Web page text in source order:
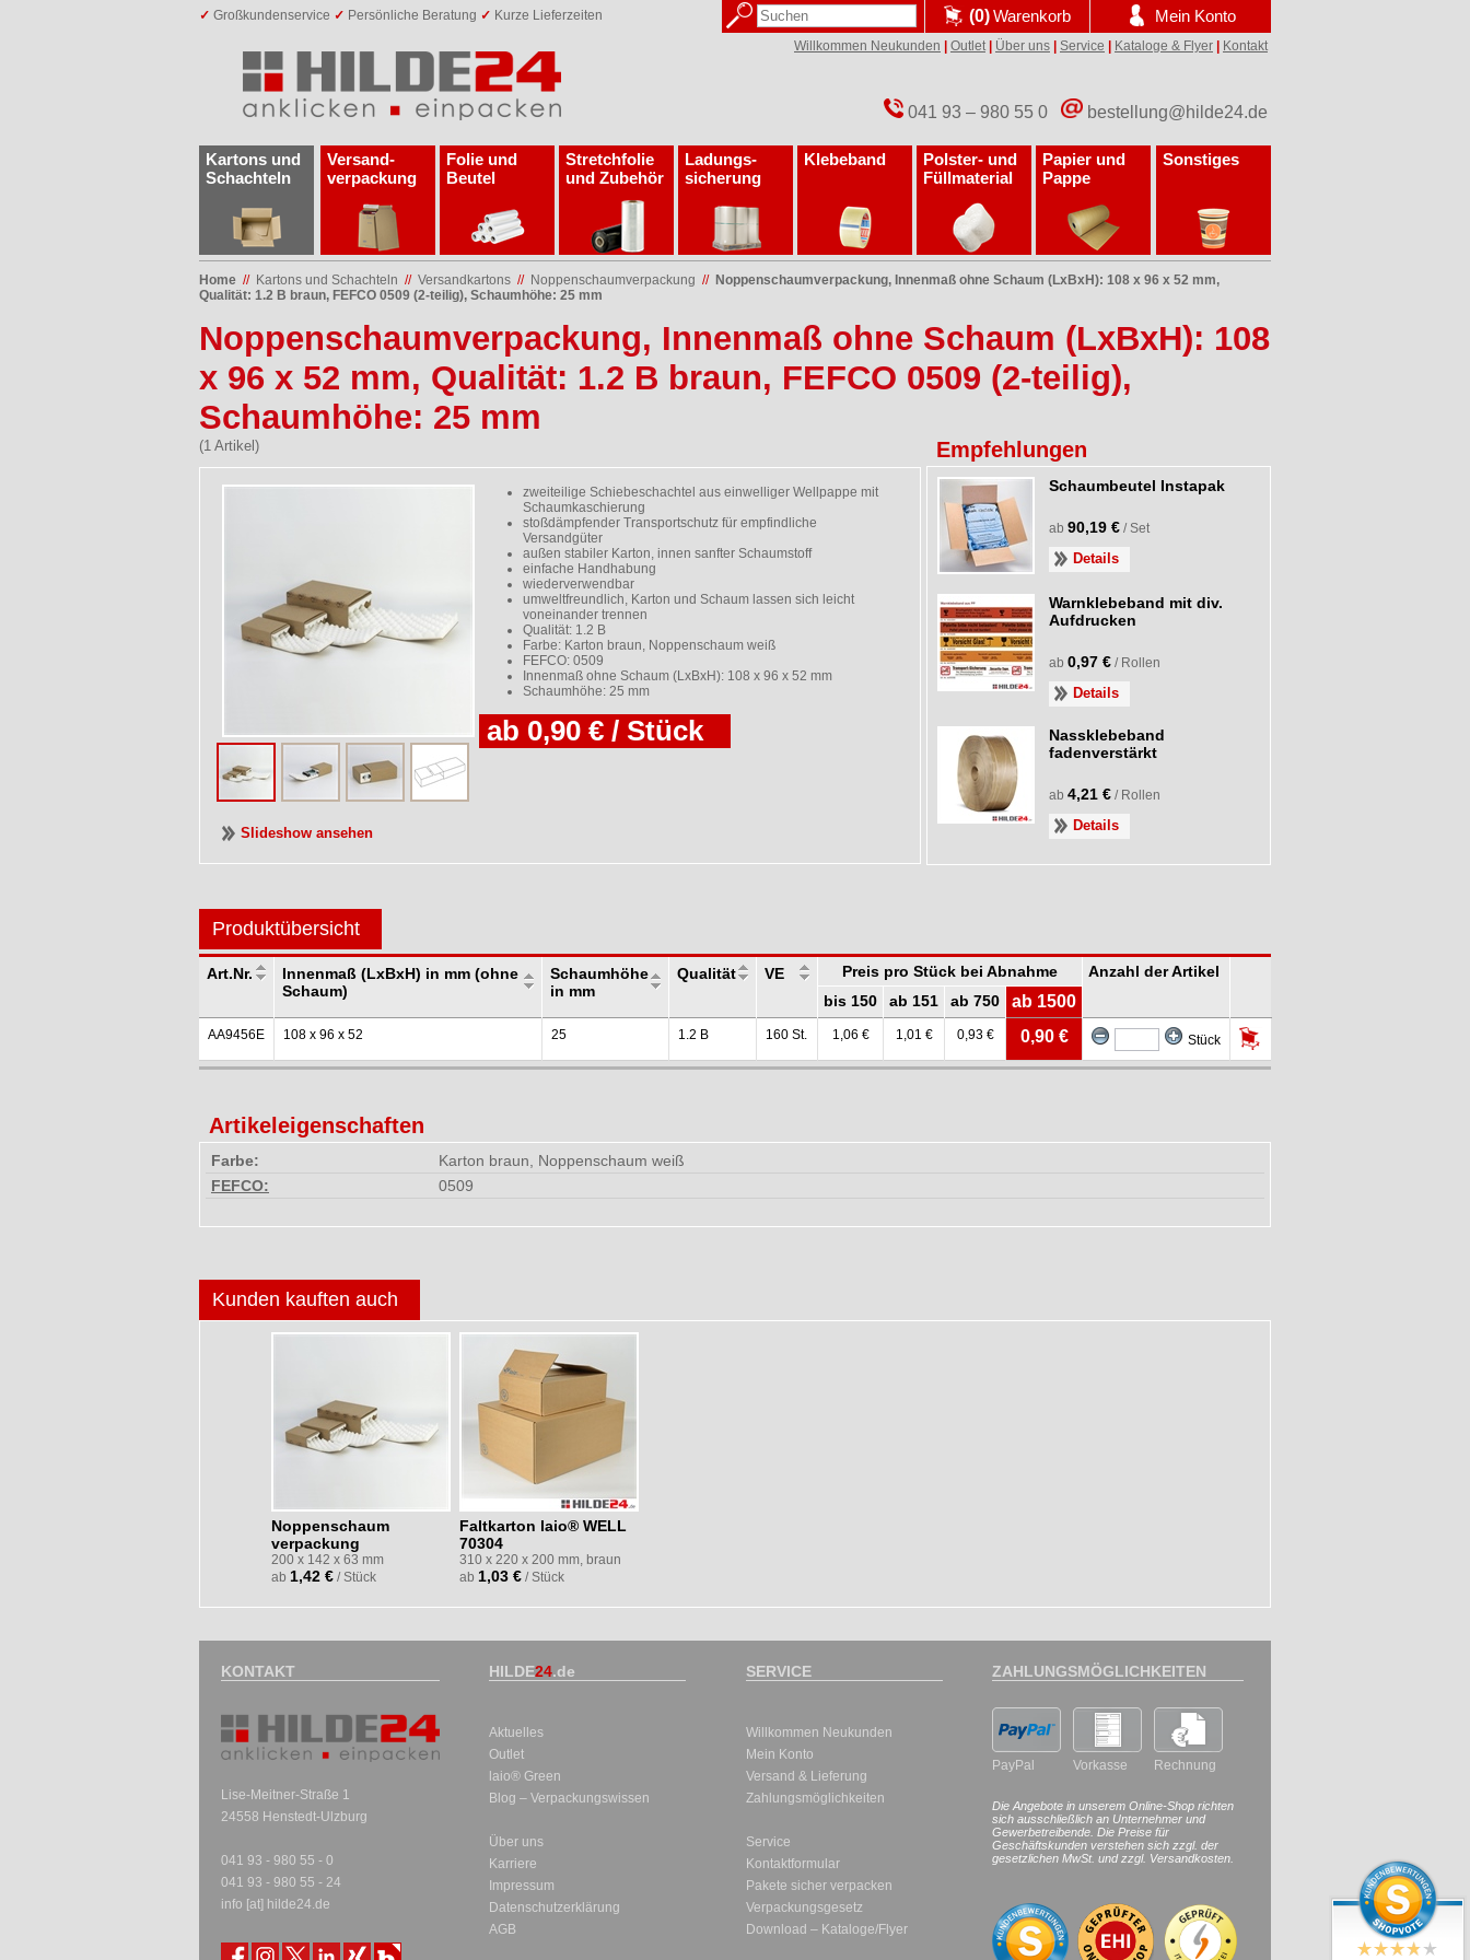
✓ Großkundenservice ✓ Persönliche Beratung ✓ Kurze Lieferzeiten
Willkommen Neukunden Outlet Über uns Service Kataloge & Flyer Kontakt
041 93 – 980 55 0 bestellung@hilde24.de
(0)Warenkorb Mein Konto
Kartons und
Schachteln
Versand­
verpackung
Folie und
Beutel
Stretchfolie
und Zubehör
Ladungs­
sicherung
Klebeband
Polster- und
Füllmaterial
Papier und
Pappe
Sonstiges
Home // Kartons und Schachteln // Versandkartons // Noppenschaumverpackung // Noppenschaumverpackung, Innenmaß ohne Schaum (LxBxH): 108 x 96 x 52 mm,
Qualität: 1.2 B braun, FEFCO 0509 (2-teilig), Schaumhöhe: 25 mm
Noppenschaumverpackung, Innenmaß ohne Schaum (LxBxH): 108
x 96 x 52 mm, Qualität: 1.2 B braun, FEFCO 0509 (2-teilig),
Schaumhöhe: 25 mm
(1 Artikel)
Slideshow ansehen
zweiteilige Schiebeschachtel aus einwelliger Wellpappe mit
Schaumkaschierung
stoßdämpfender Transportschutz für empfindliche
Versandgüter
außen stabiler Karton, innen sanfter Schaumstoff
einfache Handhabung
wiederverwendbar
umweltfreundlich, Karton und Schaum lassen sich leicht
voneinander trennen
Qualität: 1.2 B
Farbe: Karton braun, Noppenschaum weiß
FEFCO: 0509
Innenmaß ohne Schaum (LxBxH): 108 x 96 x 52 mm
Schaumhöhe: 25 mm
ab 0,90 € / Stück
Empfehlungen
Schaumbeutel Instapak
ab 90,19 € / Set
Details
Warnklebeband mit div.
Aufdrucken
ab 0,97 € / Rollen
Details
Nassklebeband
fadenverstärkt
ab 4,21 € / Rollen
Details
Produktübersicht
Art.Nr.
Innenmaß (LxBxH) in mm (ohne
Schaum)
Schaumhöhe
in mm
Qualität VE Preis pro Stück bei Abnahme
Anzahl der Artikel
bis 150
ab 151 ab 750 ab 1500
AA9456E 108 x 96 x 52 25 1.2 B 160 St. 1,06 € 1,01 € 0,93 € 0,90 € Stück
Artikeleigenschaften
Farbe:
Karton braun, Noppenschaum weiß
FEFCO:
0509
Kunden kauften auch
Noppenschaum
verpackung
200 x 142 x 63 mm
ab 1,42 € / Stück
Faltkarton laio® WELL
70304
310 x 220 x 200 mm, braun
ab 1,03 € / Stück
KONTAKT
Lise-Meitner-Straße 1
24558 Henstedt-Ulzburg
041 93 - 980 55 - 0
041 93 - 980 55 - 24
info [at] hilde24.de
HILDE24.de
Aktuelles
Outlet
laio® Green
Blog – Verpackungswissen
Über uns
Karriere
Impressum
Datenschutzerklärung
AGB
SERVICE
Willkommen Neukunden
Mein Konto
Versand & Lieferung
Zahlungsmöglichkeiten
Service
Kontaktformular
Pakete sicher verpacken
Verpackungsgesetz
Download – Kataloge/Flyer
ZAHLUNGSMÖGLICHKEITEN
PayPal Vorkasse Rechnung
Die Angebote in unserem Online-Shop richten
sich ausschließlich an Unternehmer und
Gewerbetreibende. Die Preise für
Geschäftskunden verstehen sich zzgl. der
gesetzlichen MwSt. und zzgl. Versandkosten.